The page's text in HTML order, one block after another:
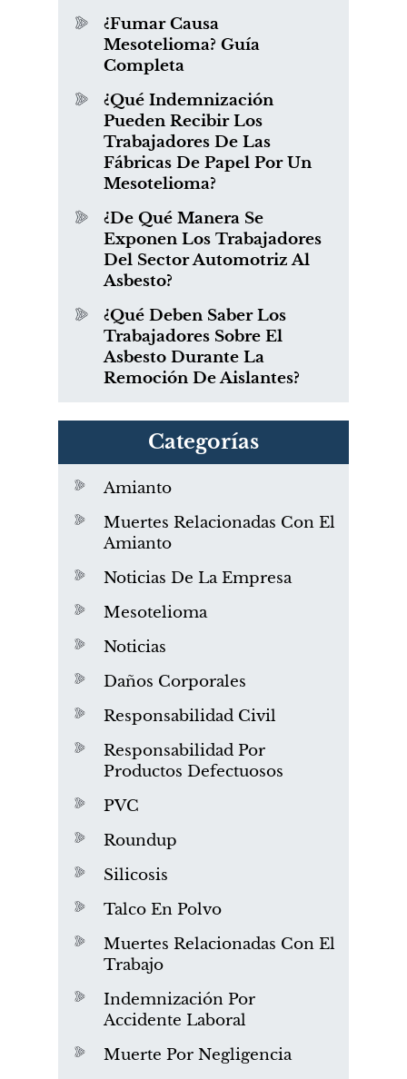
¿Fumar Causa
Mesotelioma? Guía
Completa
¿Qué Indemnización
Pueden Recibir Los
Trabajadores De Las
Fábricas De Papel Por Un
Mesotelioma?
¿De Qué Manera Se
Exponen Los Trabajadores
Del Sector Automotriz Al
Asbesto?
¿Qué Deben Saber Los
Trabajadores Sobre El
Asbesto Durante La
Remoción De Aislantes?
Categorías
Amianto
Muertes Relacionadas Con El
Amianto
Noticias De La Empresa
Mesotelioma
Noticias
Daños Corporales
Responsabilidad Civil
Responsabilidad Por
Productos Defectuosos
PVC
Roundup
Silicosis
Talco En Polvo
Muertes Relacionadas Con El
Trabajo
Indemnización Por
Accidente Laboral
Muerte Por Negligencia